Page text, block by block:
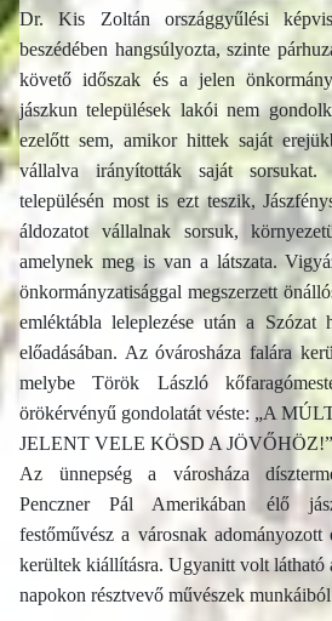
Dr. Kis Zoltán országgyűlési
beszédében hangsúlyozta, szinte
követő időszak és a jelen
jászkun települések lakói nem
ezelőtt sem, amikor hittek saját
vállalva irányították saját
településén most is ezt teszik,
áldozatot vállalnak sorsuk,
amelynek meg is van a látszata.
önkormányzatisággal megszerzett
emléktábla leleplezése után a Szózat
előadásában. Az óvárosháza falára
melybe Török László
örökérvényű gondolatát véste: „A
JELENT VELE KÖSD A JÖVŐHÖZ!”
Az ünnepség a városháza
Penczner Pál Amerikában élő
festőművész a városnak
kerültek kiállításra. Ugyanitt volt látható
napokon résztvevő művészek